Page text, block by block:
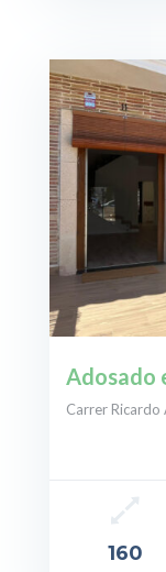
Adosado
Carrer Ricardo
160